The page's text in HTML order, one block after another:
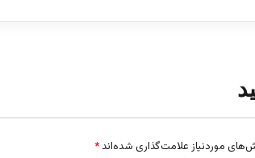
موردنیاز علامت‌گذاری شده‌اند *